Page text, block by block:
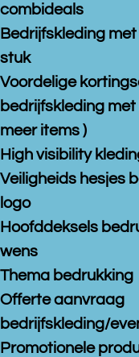
combideals
Bedrijfskleding
stuk
Voordelige
bedrijfskleding met
meer items )
High visibility
Veiligheids hesjes
logo
Hoofddeksels
wens
Thema bedrukking
Offerte aanvraag
bedrijfskleding/
Promotionele